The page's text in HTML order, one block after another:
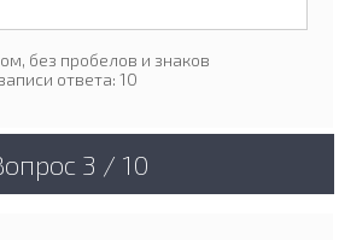
без пробелов и знаков
ответа: 10
3 / 10